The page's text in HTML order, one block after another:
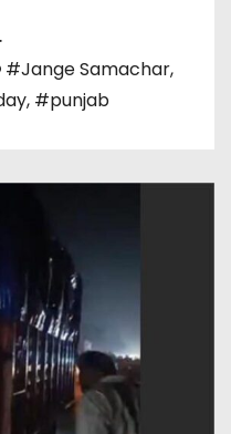
#Jange Samachar,
, #punjab